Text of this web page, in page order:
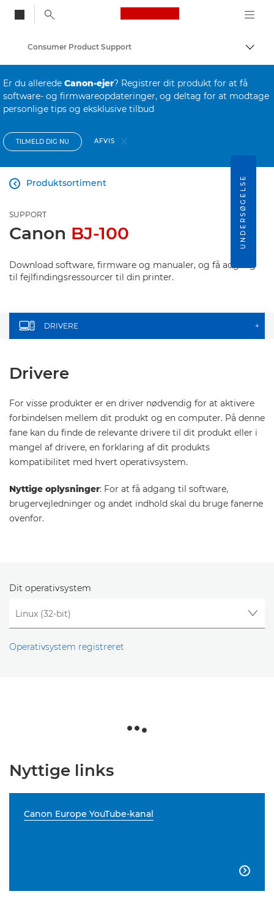
Canon Logo, back
Skift
Consumer Product Support
Er du allerede Canon-ejer? Registrer dit produkt for at få
software- og firmwareopdateringer, og deltag for at modtage
personlige tips og eksklusive tilbud
TILMELD DIG NU AFVIS
Produktsortiment

SUPPORT
Canon BJ-100
Download software, firmware og manualer, og få adgang
til fejlfindingsressourcer til din printer.
DRIVERE +
Drivere
For visse produkter er en driver nødvendig for at aktivere
forbindelsen mellem dit produkt og en computer. På denne
fane kan du finde de relevante drivere til dit produkt eller i
mangel af drivere, en forklaring af dit produkts
kompatibilitet med hvert operativsystem.
Nyttige oplysninger: For at få adgang til software,
brugervejledninger og andet indhold skal du bruge fanerne
ovenfor.
Dit operativsystem
Operativsystem registreret
Nyttige links
Canon Europe YouTube-kanal

UNDERSØGELSE